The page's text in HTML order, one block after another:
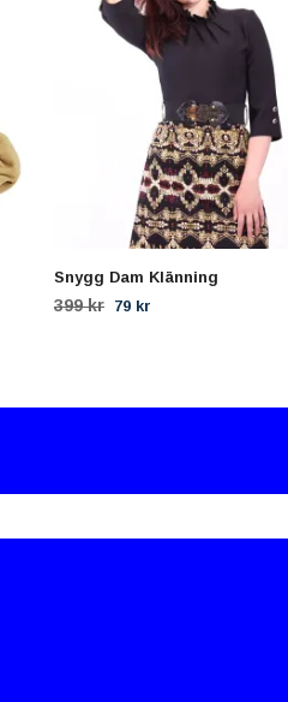
Snygg Dam Klänning
399 kr 79 kr